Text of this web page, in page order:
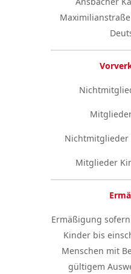
Nichtmitglieder
Mitglieder
Ermäßigung
Kinder bis
Menschen mit
gültigem